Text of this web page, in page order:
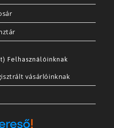
Felhasználóinknak
vásárlóinknak